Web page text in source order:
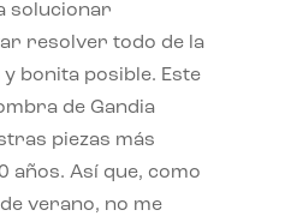
solucionar
resolver todo de la
bonita posible. Este
de Gandia
piezas más
años. Así que, como
verano, no me